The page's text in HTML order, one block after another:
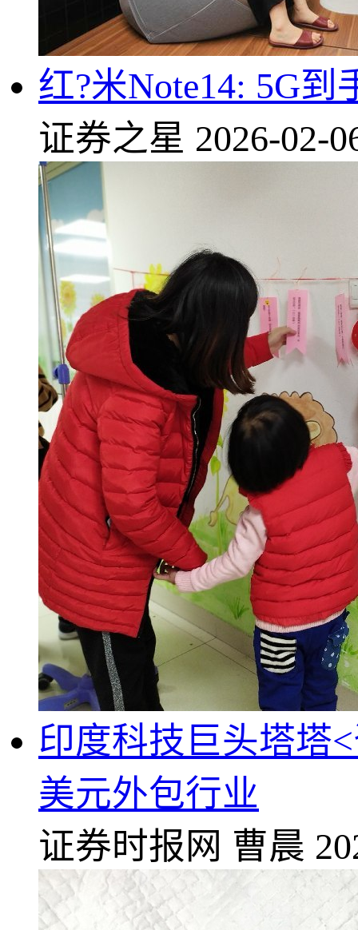
红?米Note14: 5G到
证券之星 2026-02-
印度科技巨头塔塔
美元外包行业
证券时报网 曹晨